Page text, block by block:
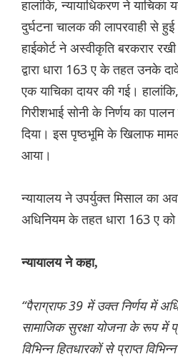
हालांकि, न्यायाधिकरण ने
दुर्घटना चालक की लापरवाही से
हाईकोर्ट ने अस्वीकृति बरकरार
द्वारा धारा 163 ए के तहत उनके
एक याचिका दायर की गई।
गिरीशभाई सोनी के निर्णय का
दिया। इस पृष्ठभूमि के खिलाफ
आया।
न्यायालय ने उपर्युक्त मिसाल का
अधिनियम के तहत धारा 163 ए को
न्यायालय ने कहा,
“पैराग्राफ 39 में उक्त निर्णय में
सामाजिक सुरक्षा योजना के रूप में
विभिन्न हितधारकों से प्राप्त